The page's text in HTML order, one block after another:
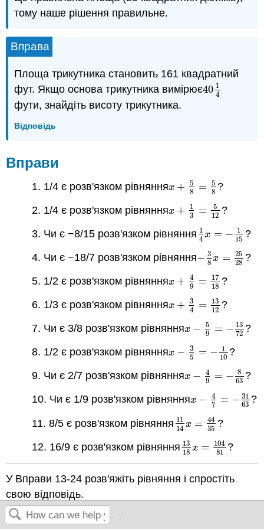
тому наше рішення правильне.
Вправа
Площа трикутника становить 161 квадратний
фут. Якщо основа трикутника вимірює40 1
4
401
фути, знайдіть висоту трикутника.
Відповідь
Вправи
1. 1/4 є розв'язком рівнянняx + 5
8
= 5
8
x+5 8= 58 ?
2. 1/4 є розв'язком рівнянняx +
1
3
=
5
12
x+1 3= 512 ?
3. Чи є −8/15 розв'язком рівняння 1
4 x = − 1
15
14x =−115?
4. Чи є −18/7 розв'язком рівняння− 3
8 x = 25
28
−38x =2528
?
5. 1/2 є розв'язком рівнянняx + 4
9
=
17
18
x+4 9= 17 18?
6. 1/3 є розв'язком рівнянняx + 3
4
=
13
12
x+3 4= 13 12?
7. Чи є 3/8 розв'язком рівнянняx − 5
9
= − 13
72
x−5 9= −1372?
8. 1/2 є розв'язком рівнянняx − 3
5
= − 1
10
x−3 5= −110 ?
9. Чи є 2/7 розв'язком рівнянняx − 4
9
= − 8
63
x−4 9= −863 ?
10. Чи є 1/9 розв'язком рівнянняx − 4
7
= − 31
63
x−4 7= −3163?
11. 8/5 є розв'язком рівняння 11
14 x = 44
35
1114x=4435
?
12. 16/9 є розв'язком рівняння 13
18 x =
104
81
1318x =104
?
У Вправи 13-24 розв'яжіть рівняння і спростіть
свою відповідь.
13.2x −3 = 6x
2x−3= 6x+7